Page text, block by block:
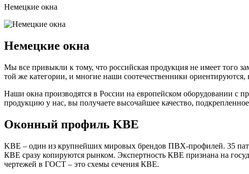
Немецкие окна
Немецкие окна
Мы все привыкли к тому, что российская продукция не имеет того
той же категории, и многие наши соотечественники
Наши окна производятся в России на европейском оборудовании с
продукцию у нас, вы получаете высочайшее качество,
Оконный профиль KBE
KBE – один из крупнейших мировых брендов ПВХ-профилей. 35
КВЕ сразу копируются рынком. Экспертность КВЕ признана на
чертежей в ГОСТ – это схемы сечения КВЕ.